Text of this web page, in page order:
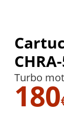
Turbo
180